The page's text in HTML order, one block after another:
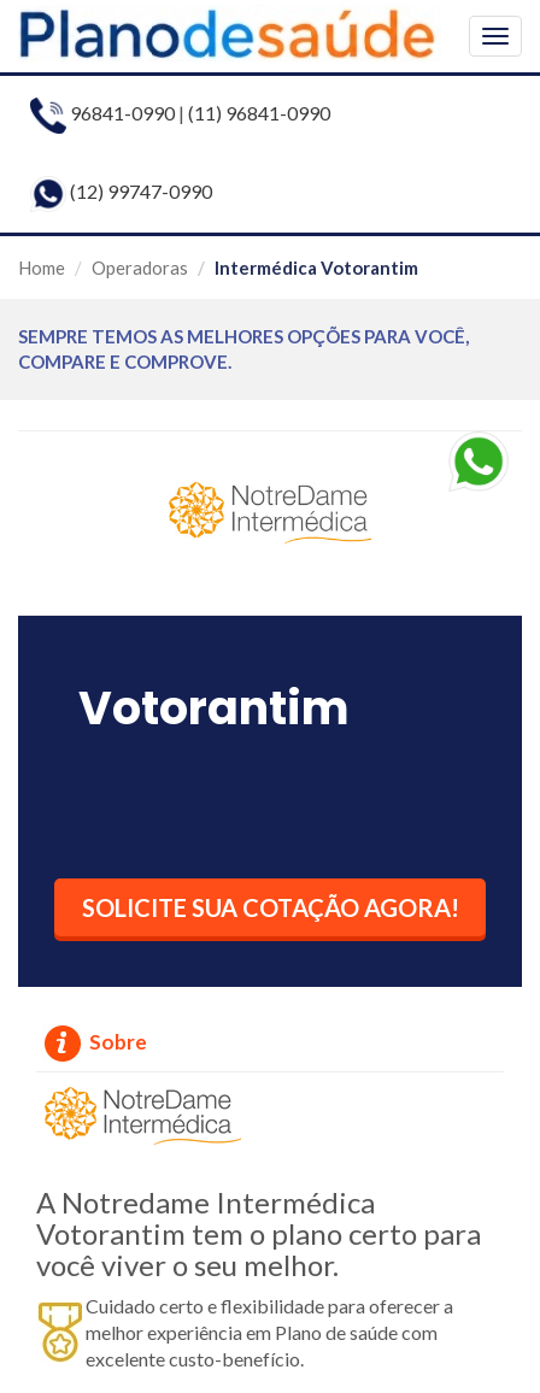
96841-0990| (11) 96841-0990
(12) 99747-0990
Home Operadoras Intermédica Votorantim
SEMPRE TEMOS AS MELHORES OPÇÕES PARA VOCÊ,
COMPARE E COMPROVE.
Votorantim
SOLICITE SUA COTAÇÃO AGORA!
Sobre
A Notredame Intermédica
Votorantim tem o plano certo para
você viver o seu melhor.
Cuidado certo e flexibilidade para oferecer a
melhor experiência em Plano de saúde com
excelente custo-benefício.